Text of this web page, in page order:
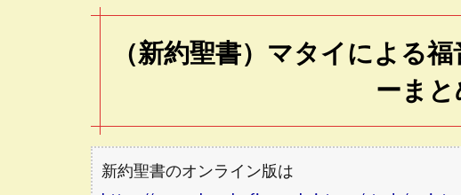
（新約聖書）マタイによる
ーまと
新約聖書のオンライン版は